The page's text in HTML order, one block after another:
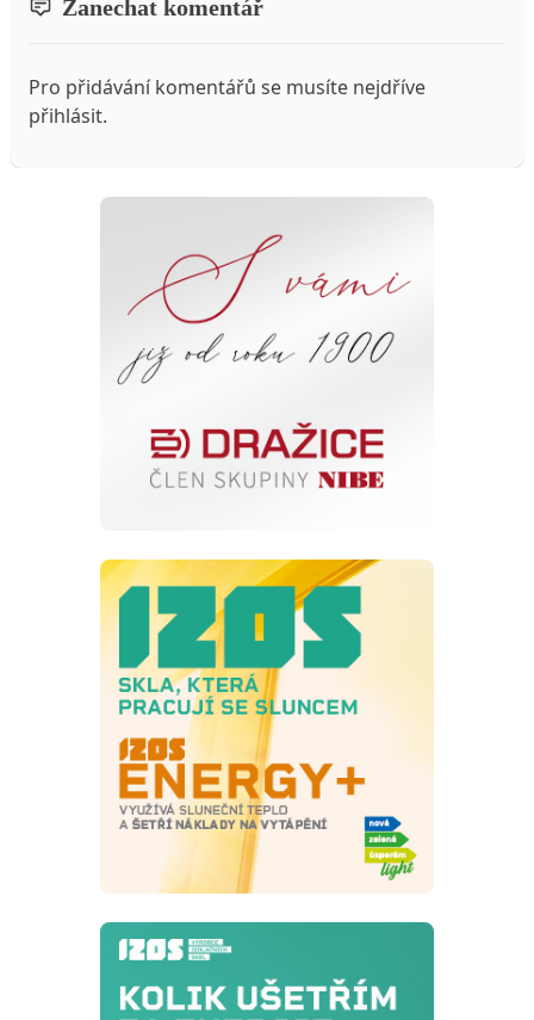
Zanechat komentář
Pro přidávání komentářů se musíte nejdříve
přihlásit.